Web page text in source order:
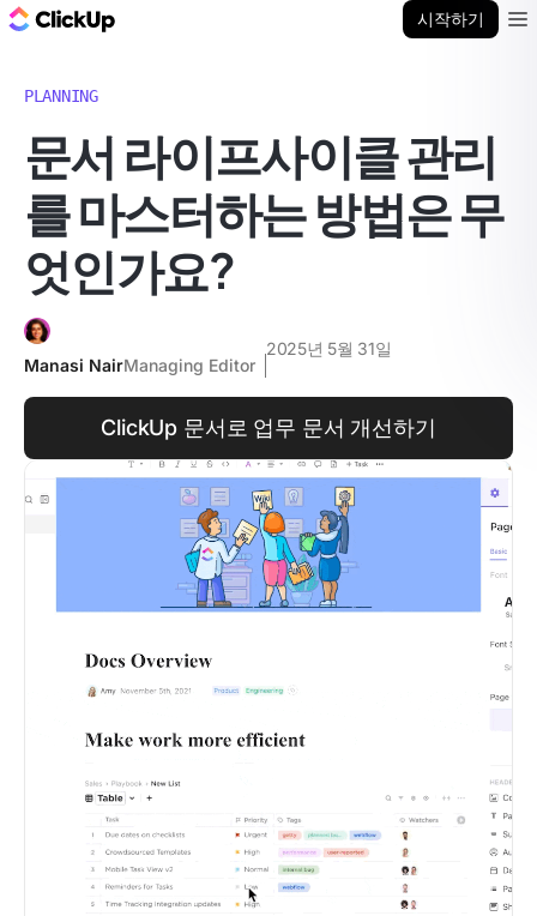
시작하기
PLANNING
문서 라이프사이클 관리
를 마스터하는 방법은 무
엇인가요?
Manasi NairManaging Editor
2025년 5월 31일
ClickUp 문서로 업무 문서 개선하기